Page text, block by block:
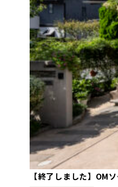
【終了しました】OM